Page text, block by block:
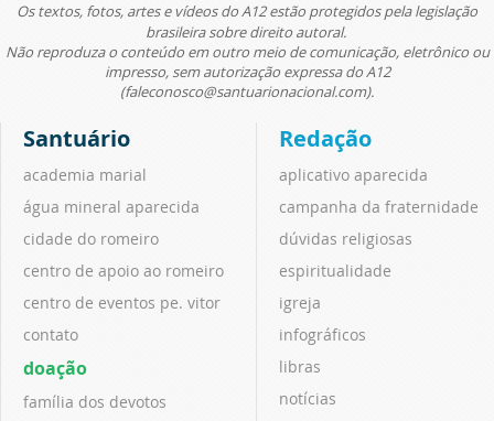
Os textos, fotos, artes e vídeos do A12 estão protegidos pela legislação
brasileira sobre direito autoral.
Não reproduza o conteúdo em outro meio de comunicação, eletrônico ou
impresso, sem autorização expressa do A12
(faleconosco@santuarionacional.com).
Santuário
academia marial
água mineral aparecida
cidade do romeiro
centro de apoio ao romeiro
centro de eventos pe. vitor
contato
doação
família dos devotos
Redação
aplicativo aparecida
campanha da fraternidade
dúvidas religiosas
espiritualidade
igreja
infográficos
libras
notícias